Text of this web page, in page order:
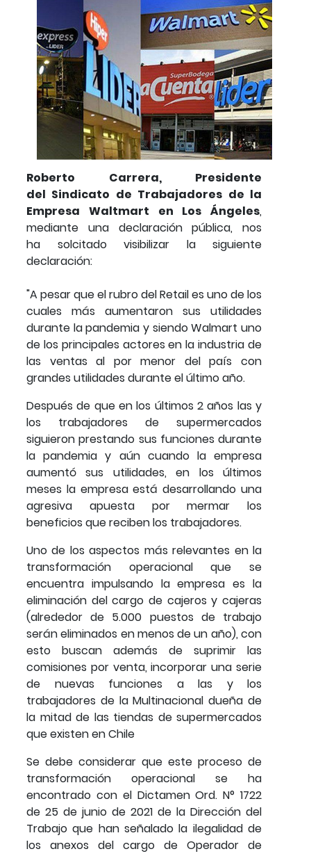
Roberto Carrera, Presidente
del Sindicato de Trabajadores de la
Empresa Waltmart en Los Ángeles,
mediante una declaración pública, nos
ha solcitado visibilizar la siguiente
declaración:
"A pesar que el rubro del Retail es uno de los
cuales más aumentaron sus utilidades
durante la pandemia y siendo Walmart uno
de los principales actores en la industria de
las ventas al por menor del país con
grandes utilidades durante el último año.
Después de que en los últimos 2 años las y
los trabajadores de supermercados
siguieron prestando sus funciones durante
la pandemia y aún cuando la empresa
aumentó sus utilidades, en los últimos
meses la empresa está desarrollando una
agresiva apuesta por mermar los
beneficios que reciben los trabajadores.
Uno de los aspectos más relevantes en la
transformación operacional que se
encuentra impulsando la empresa es la
eliminación del cargo de cajeros y cajeras
(alrededor de 5.000 puestos de trabajo
serán eliminados en menos de un año), con
esto buscan además de suprimir las
comisiones por venta, incorporar una serie
de nuevas funciones a las y los
trabajadores de la Multinacional dueña de
la mitad de las tiendas de supermercados
que existen en Chile
Se debe considerar que este proceso de
transformación operacional se ha
encontrado con el Dictamen Ord. N° 1722
de 25 de junio de 2021 de la Dirección del
Trabajo que han señalado la ilegalidad de
los anexos del cargo de Operador de